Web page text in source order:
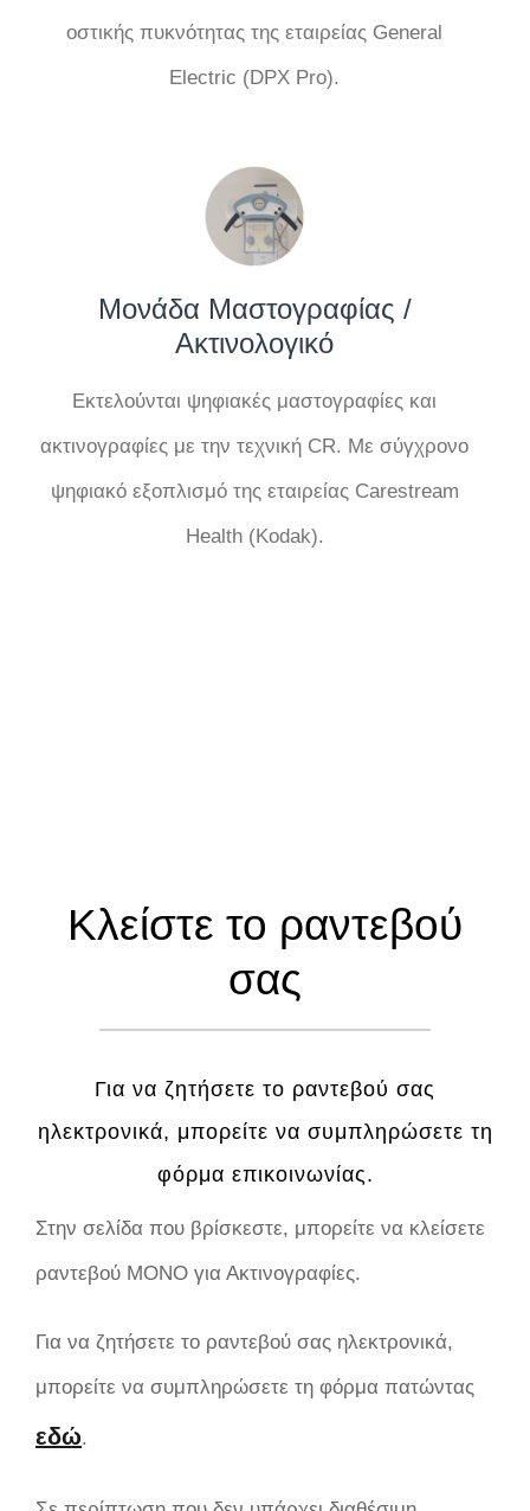
οστικής πυκνότητας της εταιρείας General
Electric (DPX Pro).
Μονάδα Μαστογραφίας /
Ακτινολογικό
Εκτελούνται ψηφιακές μαστογραφίες και
ακτινογραφίες με την τεχνική CR. Με σύγχρονο
ψηφιακό εξοπλισμό της εταιρείας Carestream
Health (Kodak).
Κλείστε το ραντεβού
σας
Για να ζητήσετε το ραντεβού σας
ηλεκτρονικά, μπορείτε να συμπληρώσετε τη
φόρμα επικοινωνίας.
Στην σελίδα που βρίσκεστε, μπορείτε να κλείσετε
ραντεβού ΜΟΝΟ για Ακτινογραφίες.
Για να ζητήσετε το ραντεβού σας ηλεκτρονικά,
μπορείτε να συμπληρώσετε τη φόρμα πατώντας
εδώ.